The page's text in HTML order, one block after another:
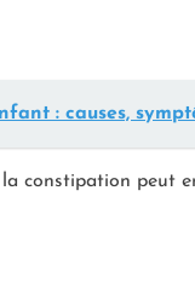
: causes,
constipation peut